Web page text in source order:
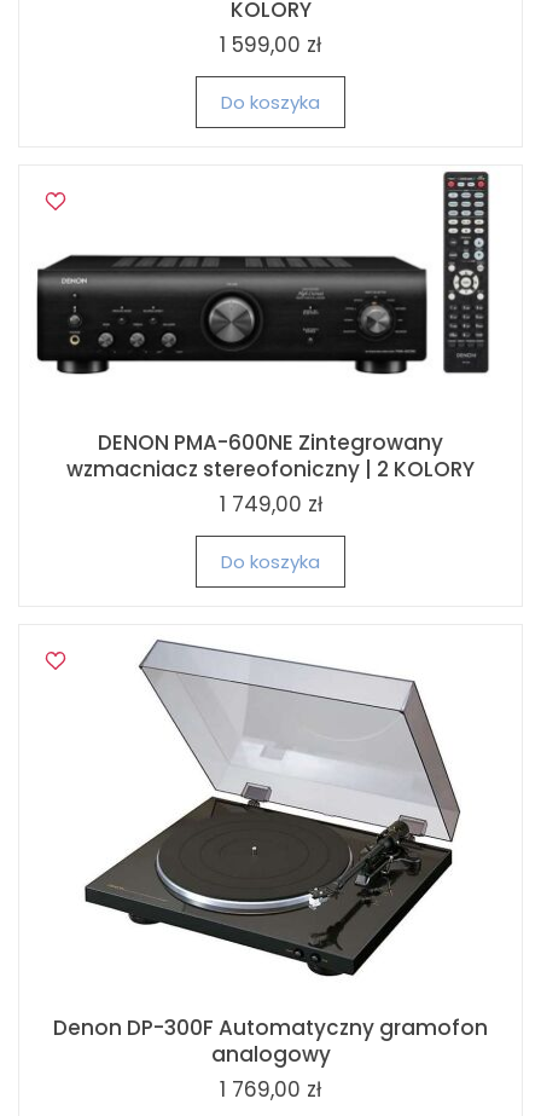
KOLORY
1 599,00 zł
Do koszyka
DENON PMA-600NE Zintegrowany
wzmacniacz stereofoniczny | 2 KOLORY
1 749,00 zł
Do koszyka
Denon DP-300F Automatyczny gramofon
analogowy
1 769,00 zł